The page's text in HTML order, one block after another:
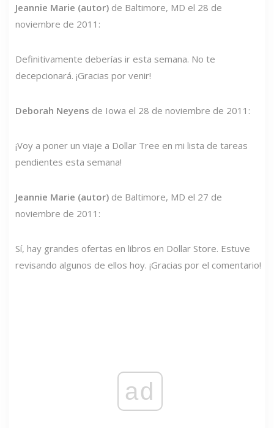
Jeannie Marie (autor) de Baltimore, MD el 28 de
noviembre de 2011:
Definitivamente deberías ir esta semana. No te
decepcionará. ¡Gracias por venir!
Deborah Neyens de Iowa el 28 de noviembre de 2011:
¡Voy a poner un viaje a Dollar Tree en mi lista de tareas
pendientes esta semana!
Jeannie Marie (autor) de Baltimore, MD el 27 de
noviembre de 2011:
Sí, hay grandes ofertas en libros en Dollar Store. Estuve
revisando algunos de ellos hoy. ¡Gracias por el comentario!
ad